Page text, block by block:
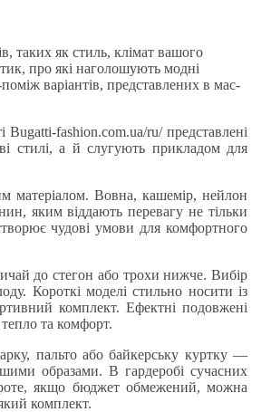
таких як стиль, клімат вашого
про які наголошують модні
варіантів, представлених в мас-
Bugatti-fashion.com.ua/ru/ представлені
стилі, а й слугують прикладом для
матеріалом. Вовна, кашемір, нейлон
яким віддають перевагу не тільки
чудові умови для комфортного
до стегон або трохи нижче. Вибір
Короткі моделі стильно носити із
комплект. Ефектні подовжені
та комфорт.
пальто або байкерську куртку —
образами. В гардеробі сучасних
якщо бюджет обмежений, можна
комплект.